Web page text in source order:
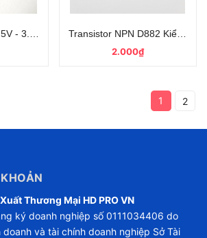
- 3.6V Đóng Dây Loại Tốt
Transistor NPN D882 Kiểu
2.000₫
1 2
Thương Mại HD PRO VN
ký doanh nghiệp số 0111034406 do
và tài chính doanh nghiệp Sở Tài